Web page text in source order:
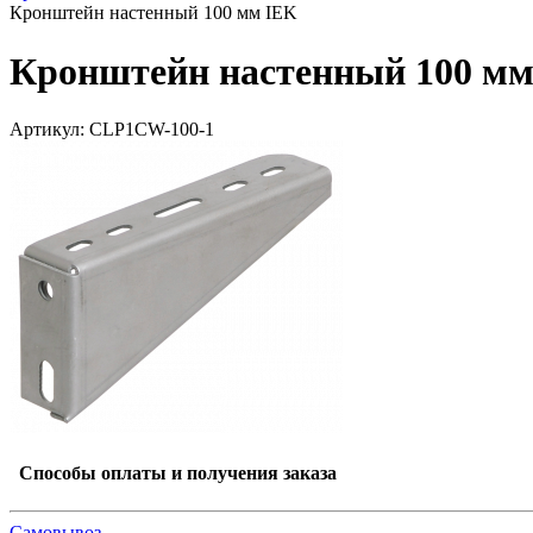
Кронштейн настенный 100 мм IEK
Кронштейн настенный 100
Артикул: CLP1CW-100-1
Способы оплаты и получения заказа